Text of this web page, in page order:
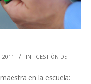
2011 IN: GESTIÓN DE
en la escuela: